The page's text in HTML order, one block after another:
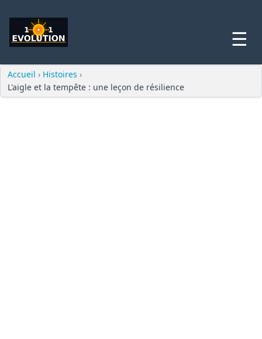
☰
Accueil › Histoires ›
L'aigle et la tempête : une leçon de résilience